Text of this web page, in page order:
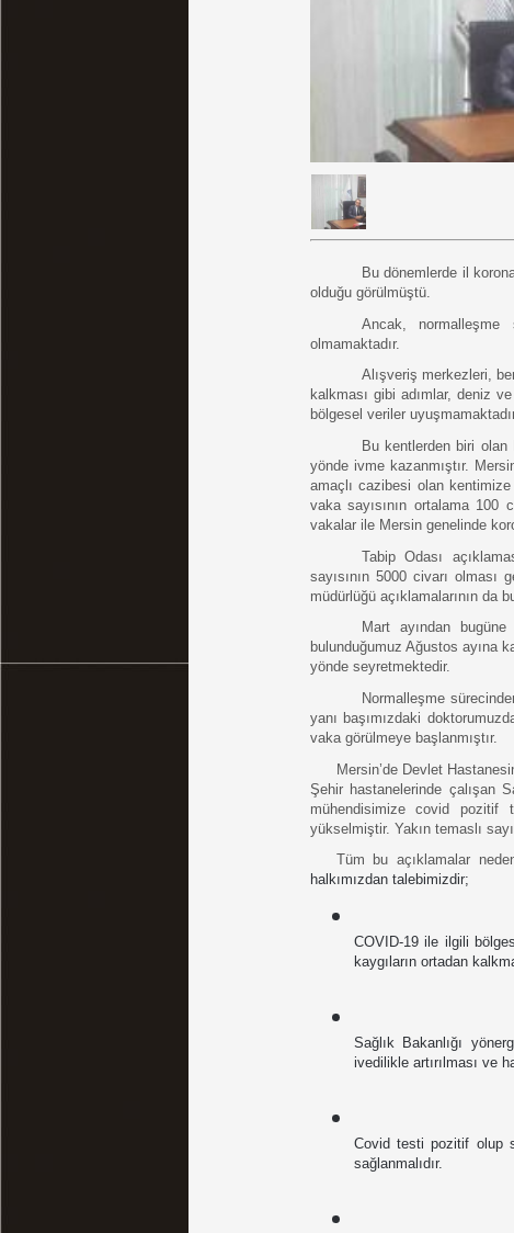
Bu dönemlerde il
olduğu görülmüştü.
Ancak, normalleşme
olmamaktadır.
Alışveriş merkezleri,
kalkması gibi adımlar, deniz
bölgesel veriler
Bu kentlerden biri olan
yönde ivme kazanmıştır.
amaçlı cazibesi olan kentimize
vaka sayısının ortalama 100
vakalar ile Mersin genelinde
Tabip Odası
sayısının 5000 civarı
müdürlüğü açıklamalarının da
Mart ayından
bulunduğumuz Ağustos ayına
yönde seyretmektedir.
Normalleşme
yanı başımızdaki
vaka görülmeye başlanmıştır.
Mersin’de Devlet
Şehir hastanelerinde çalışan
mühendisimize covid pozitif
yükselmiştir. Yakın temaslı
Tüm bu açıklamalar
halkımızdan talebimizdir;
COVID-19 ile ilgili
kaygıların ortadan
Sağlık Bakanlığı
ivedilikle artırılması ve
Covid testi pozitif olup
sağlanmalıdır.